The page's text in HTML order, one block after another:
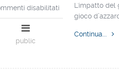
L'impatto del
gioco
Continua...
disabilitati
public